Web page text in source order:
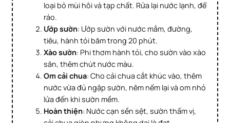
loại bỏ mùi hôi và tạp chất. Rửa lại nước lạnh, để
ráo.
Ướp sườn: Ướp sườn với nước mắm, đường,
tiêu, hành tỏi băm trong 20 phút.
Xào sườn: Phi thơm hành tỏi, cho sườn vào xào
săn, thêm chút nước màu.
Om cải chua: Cho cải chua cắt khúc vào, thêm
nước vừa đủ ngập sườn, nêm nếm lại và om nhỏ
lửa đến khi sườn mềm.
Hoàn thiện: Nước cạn sền sệt, sườn thấm vị,